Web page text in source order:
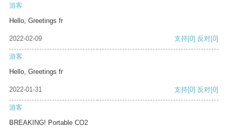
游客
Hello, Greetings fr
2022-02-09 支持[0] 反对[0]
游客
Hello, Greetings fr
2022-01-31 支持[0] 反对[0]
游客
BREAKING! Portable CO2